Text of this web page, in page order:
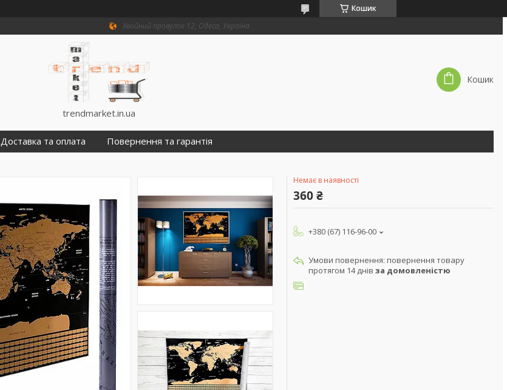
Кошик
Хвойний провулок 12, Одеса, Україна
trendmarket.in.ua
Кошик
Доставка та оплата Повернення та гарантія
Немає в наявності
360 ₴
+380 (67) 116-96-00
повернення товару
протягом 14 днів за домовленістю